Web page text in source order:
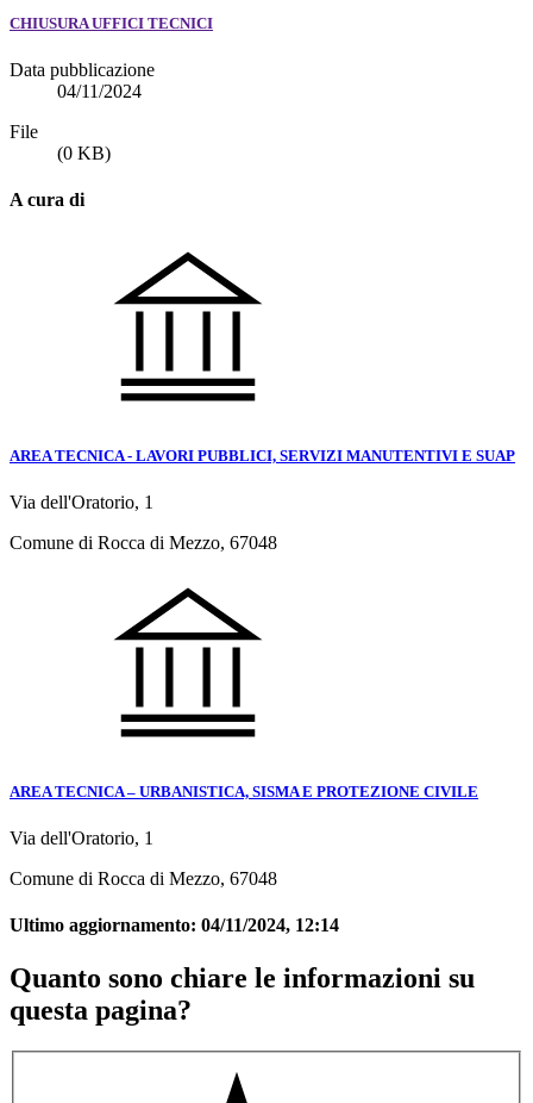
CHIUSURA UFFICI TECNICI
Data pubblicazione
04/11/2024
File
(0 KB)
A cura di
AREA TECNICA - LAVORI PUBBLICI, SERVIZI MANUTENTIVI E SUAP
Via dell'Oratorio, 1
Comune di Rocca di Mezzo, 67048
AREA TECNICA – URBANISTICA, SISMA E PROTEZIONE CIVILE
Via dell'Oratorio, 1
Comune di Rocca di Mezzo, 67048
Ultimo aggiornamento: 04/11/2024, 12:14
Quanto sono chiare le informazioni su
questa pagina?